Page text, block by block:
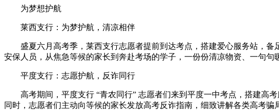
为梦想护航
莱西支行：为梦护航，清凉相伴
盛夏六月高考季，莱西支行志愿者提前到达考点，搭建爱心服务站，
安保人员，从焦急等候的家长到奔赴考场的学子，一份份清凉物资、一句句
平度支行：志愿护航，反诈同行
高考期间，平度支行 “青农同行” 志愿者们来到平度一中考点，搭建高
同时，志愿者们主动向等候的家长发放高考反诈指南，细致讲解各类高考